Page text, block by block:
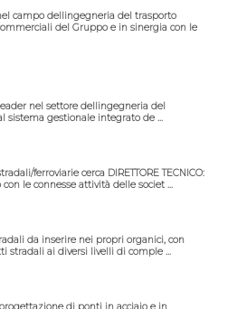
campo dellingegneria del trasporto
del Gruppo e in sinergia con le
nel settore dellingegneria del
sistema gestionale integrato de ...
ferroviarie cerca DIRETTORE TECNICO:
le connesse attività delle societ ...
da inserire nei propri organici, con
stradali ai diversi livelli di comple ...